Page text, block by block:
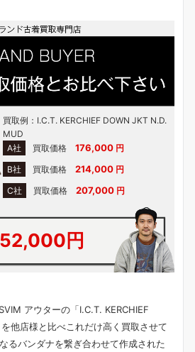
買取例：I.C.T. KERCHIEF DOWN JKT N.D.
MUD
A社
買取価格176,000 円
B社
買取価格214,000 円
C社
買取価格207,000 円
円
アウターの「I.C.T. KERCHIEF
他店様と比べこれだけ高く買取させて
るバンダナを繋ぎ合わせて作成された